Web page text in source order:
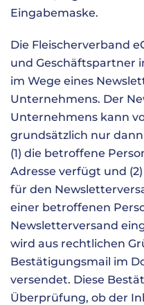
Eingabemaske.
Die Fleischerverband
und Geschäftspartner
im Wege eines
Unternehmens. Der
Unternehmens kann
grundsätzlich nur
(1) die betroffene
Adresse verfügt und
für den
einer betroffenen
Newsletterversand
wird aus rechtlichen
Bestätigungsmail im
versendet. Diese
Überprüfung, ob der